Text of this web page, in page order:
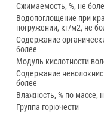
Сжимаемость, %, не
Водопоглощение при
погружении, кг/м2, не
Содержание
более
Модуль кислотности
Содержание
более
Влажность, % по массе,
Группа горючести